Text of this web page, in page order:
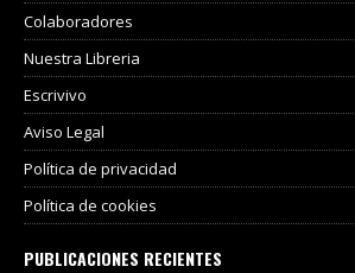
Colaboradores
Nuestra Libreria
Escrivivo
Aviso Legal
Política de privacidad
Política de cookies
PUBLICACIONES RECIENTES